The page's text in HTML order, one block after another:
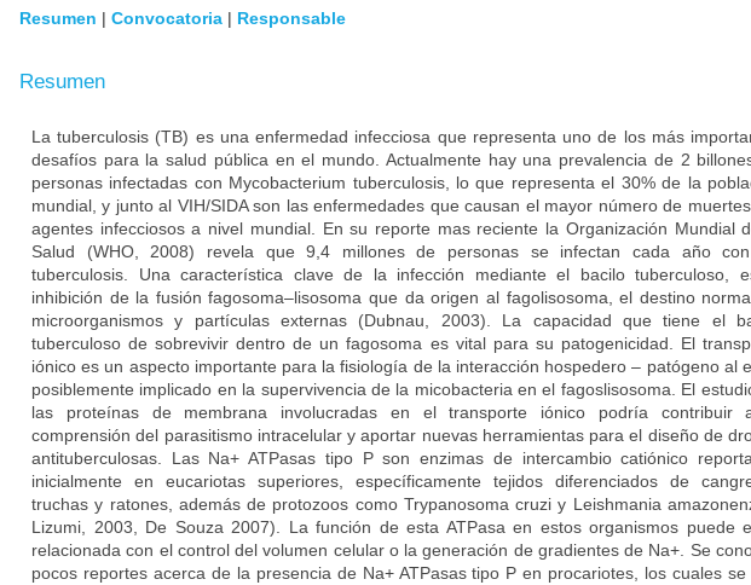
Resumen | Convocatoria | Responsable
Resumen
La tuberculosis (TB) es una enfermedad infecciosa que representa uno de los más
desafíos para la salud pública en el mundo. Actualmente hay una prevalencia de 2
personas infectadas con Mycobacterium tuberculosis, lo que representa el 30% de la
mundial, y junto al VIH/SIDA son las enfermedades que causan el mayor número de
agentes infecciosos a nivel mundial. En su reporte mas reciente la Organización Mundial
Salud (WHO, 2008) revela que 9,4 millones de personas se infectan cada año
tuberculosis. Una característica clave de la infección mediante el bacilo tuberculoso,
inhibición de la fusión fagosoma–lisosoma que da origen al fagolisosoma, el destino
microorganismos y partículas externas (Dubnau, 2003). La capacidad que tiene el
tuberculoso de sobrevivir dentro de un fagosoma es vital para su patogenicidad. El
iónico es un aspecto importante para la fisiología de la interacción hospedero – patógeno al
posiblemente implicado en la supervivencia de la micobacteria en el fagoslisosoma. El
las proteínas de membrana involucradas en el transporte iónico podría contribuir
comprensión del parasitismo intracelular y aportar nuevas herramientas para el diseño de
antituberculosas. Las Na+ ATPasas tipo P son enzimas de intercambio catiónico
inicialmente en eucariotas superiores, específicamente tejidos diferenciados de
truchas y ratones, además de protozoos como Trypanosoma cruzi y Leishmania
Lizumi, 2003, De Souza 2007). La función de esta ATPasa en estos organismos puede
relacionada con el control del volumen celular o la generación de gradientes de Na+. Se
pocos reportes acerca de la presencia de Na+ ATPasas tipo P en procariotes, los cuales se